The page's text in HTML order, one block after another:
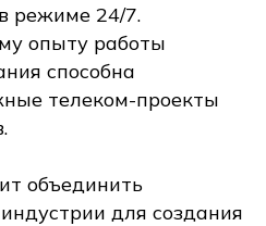
режиме 24/7.
опыту работы
способна
телеком-проекты
объединить
для создания